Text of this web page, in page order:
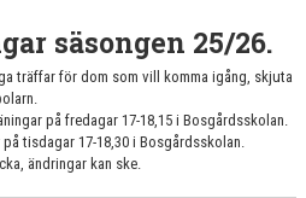
säsongen 25/26.
träffar för dom som vill komma igång, skjuta
på fredagar 17-18,15 i Bosgårdsskolan.
tisdagar 17-18,30 i Bosgårdsskolan.
ändringar kan ske.